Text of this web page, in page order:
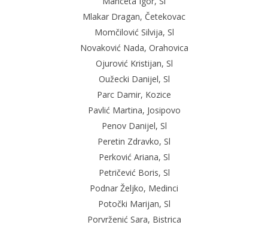
Mlakar Dragan, Četekovac
Momčilović Silvija, Sl
Novaković Nada, Orahovica
Ojurović Kristijan, Sl
Oužecki Danijel, Sl
Parc Damir, Kozice
Pavlić Martina, Josipovo
Penov Danijel, Sl
Peretin Zdravko, Sl
Perković Ariana, Sl
Petričević Boris, Sl
Podnar Željko, Medinci
Potočki Marijan, Sl
Porvrženić Sara, Bistrica